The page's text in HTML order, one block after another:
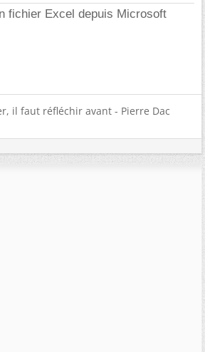
fichier Excel depuis Microsoft
il faut réfléchir avant - Pierre Dac